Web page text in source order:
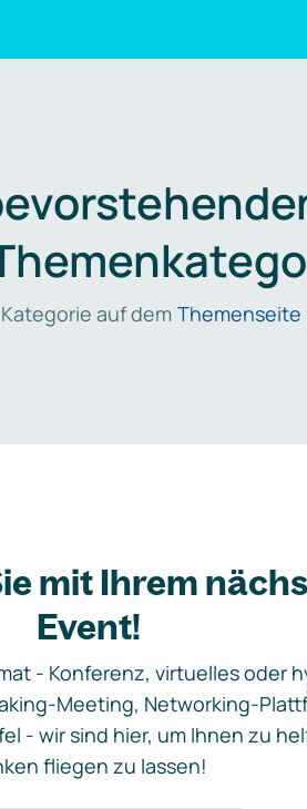
auf dem Themenseite
mit Ihrem
Event!
- Konferenz, virtuelles oder
Meeting, Networking-
- wir sind hier, um Ihnen zu
fliegen zu lassen!